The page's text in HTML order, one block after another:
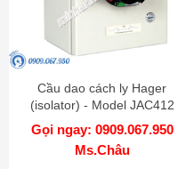
Cầu dao cách ly Hager
(isolator) - Model JAC412
Gọi ngay: 0909.067.950
Ms.Châu